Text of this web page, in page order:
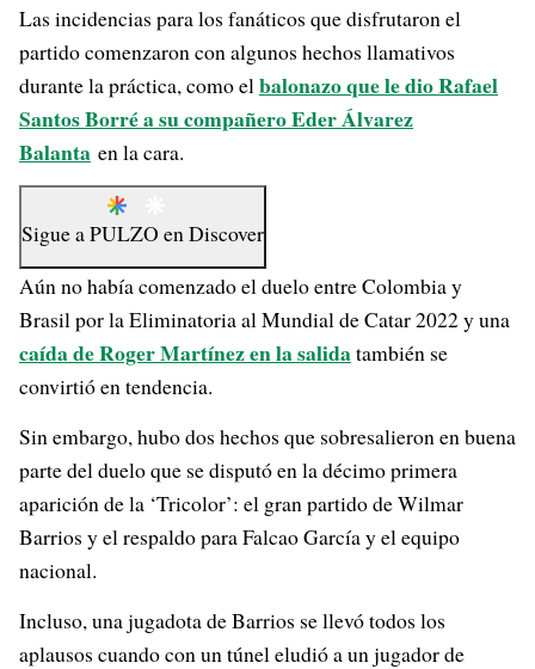
Las incidencias para los fanáticos que disfrutaron el
partido comenzaron con algunos hechos llamativos
durante la práctica, como elbalonazo que le dio Rafael
Santos Borré a su compañero Eder Álvarez
Balanta en la cara.
Sigue aPULZO enDiscover
Aún no había comenzado el duelo entre Colombia y
Brasil por la Eliminatoria al Mundial de Catar 2022 y una
caída de Roger Martínez en la salidatambién se
convirtió en tendencia.
Sin embargo, hubo dos hechos que sobresalieron en buena
parte del duelo que se disputó en la décimo primera
aparición de la ‘Tricolor’: el gran partido de Wilmar
Barrios y el respaldo para Falcao García y el equipo
nacional.
Incluso, una jugadota de Barrios se llevó todos los
aplausos cuando con un túnel eludió a un jugador de